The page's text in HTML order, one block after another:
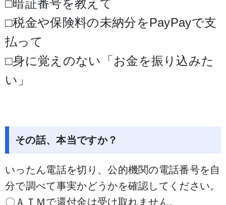
□暗証番号を教えて
□税金や保険料の未納分をPayPayで支
払って
□身に覚えのない「お金を振り込みた
い」
その話、本当ですか？
いったん電話を切り、公的機関の電話番号を自
分で調べて事実かどうかを確認してください。
〇ＡＴＭで還付金は受け取れません。